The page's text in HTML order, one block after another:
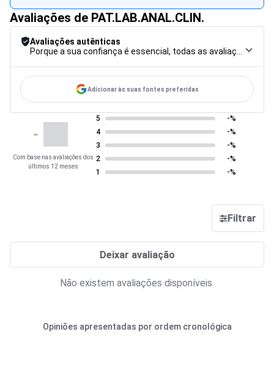
Avaliações de PAT.LAB.ANAL.CLIN.
Avaliações autênticas
Adicionar às suas fontes preferidas
-
Com base nas avaliações dos
últimos 12 meses
5
-%
4
-%
3
-%
2
-%
1
-%
Filtrar
Deixar avaliação
Não existem avaliações disponíveis.
Opiniões apresentadas por ordem cronológica